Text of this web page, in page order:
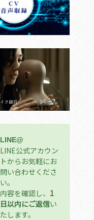
LINE@
LINE公式アカウン
トからお気軽にお
問い合わせくださ
い。
内容を確認し、 1
日以内にご返信い
たします。